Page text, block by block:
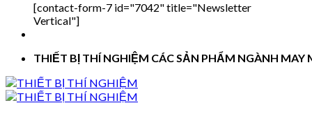
[contact-form-7 id="7042" title="Newsletter
Vertical"]
THIẾT BỊ THÍ NGHIỆM CÁC SẢN PHẨM NGÀNH MAY